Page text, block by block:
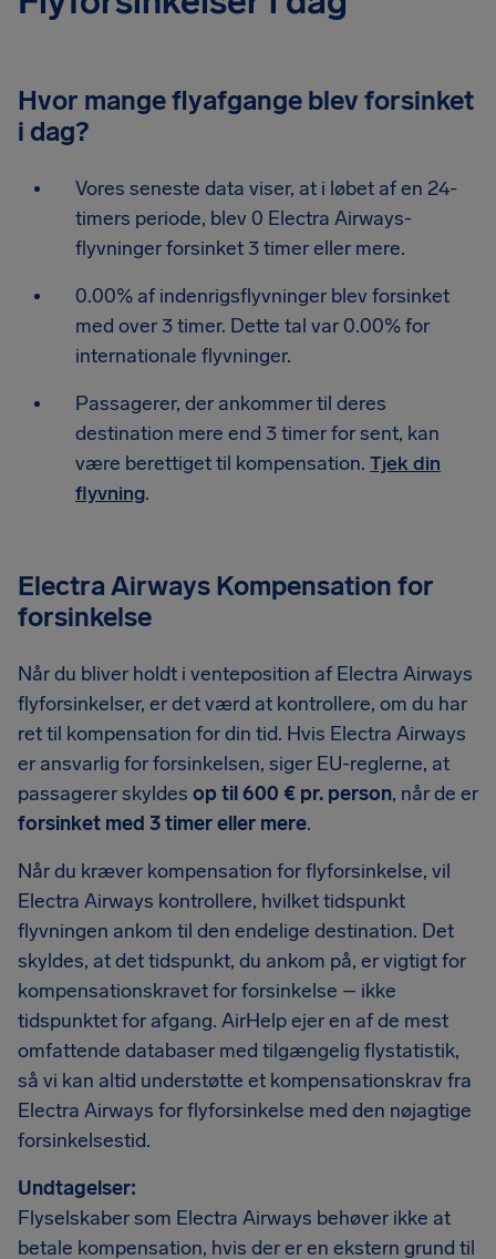
Hvor mange flyafgange blev forsinket
i dag?
Vores seneste data viser, at i løbet af en 24-
timers periode, blev 0 Electra Airways-
flyvninger forsinket 3 timer eller mere.
0.00% af indenrigsflyvninger blev forsinket
med over 3 timer. Dette tal var 0.00% for
internationale flyvninger.
Passagerer, der ankommer til deres
destination mere end 3 timer for sent, kan
være berettiget til kompensation. Tjek din
flyvning.
Electra Airways Kompensation for
forsinkelse
Når du bliver holdt i venteposition af Electra Airways
flyforsinkelser, er det værd at kontrollere, om du har
ret til kompensation for din tid. Hvis Electra Airways
er ansvarlig for forsinkelsen, siger EU-reglerne, at
passagerer skyldes op til 600 € pr. person, når de er
forsinket med 3 timer eller mere.
Når du kræver kompensation for flyforsinkelse, vil
Electra Airways kontrollere, hvilket tidspunkt
flyvningen ankom til den endelige destination. Det
skyldes, at det tidspunkt, du ankom på, er vigtigt for
kompensationskravet for forsinkelse – ikke
tidspunktet for afgang. AirHelp ejer en af de mest
omfattende databaser med tilgængelig flystatistik,
så vi kan altid understøtte et kompensationskrav fra
Electra Airways for flyforsinkelse med den nøjagtige
forsinkelsestid.
Undtagelser:
Flyselskaber som Electra Airways behøver ikke at
betale kompensation, hvis der er en ekstern grund til